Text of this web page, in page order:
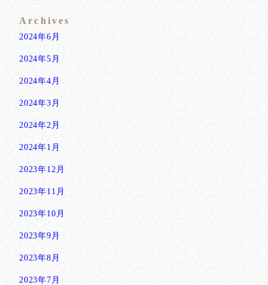
Archives
2024年6月
2024年5月
2024年4月
2024年3月
2024年2月
2024年1月
2023年12月
2023年11月
2023年10月
2023年9月
2023年8月
2023年7月